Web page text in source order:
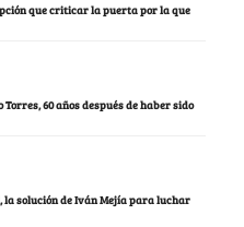
que criticar la puerta por la que
60 años después de haber sido
solución de Iván Mejía para luchar